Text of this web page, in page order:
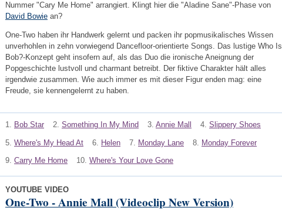
Nummer "Cary Me Home" arrangiert. Klingt hier die "Aladine Sane"-Phase von
David Bowie an?
One-Two haben ihr Handwerk gelernt und packen ihr popmusikalisches Wissen
unverhohlen in zehn vorwiegend Dancefloor-orientierte Songs. Das lustige Who Is
Bob?-Konzept geht insofern auf, als das Duo die ironische Aneignung der
Popgeschichte lustvoll und charmant betreibt. Der fiktive Charakter hält alles
irgendwie zusammen. Wie auch immer es mit dieser Figur enden mag: eine
Freude, sie kennengelernt zu haben.
1. Bob Star 2. Something In My Mind 3. Annie Mall 4. Slippery Shoes
5. Where's My Head At 6. Helen 7. Monday Lane 8. Monday Forever
9. Carry Me Home 10. Where's Your Love Gone
YOUTUBE VIDEO
One-Two - Annie Mall (Videoclip New Version)